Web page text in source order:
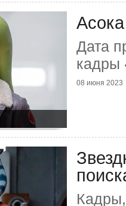
Дата
кадры
08 июня 2023